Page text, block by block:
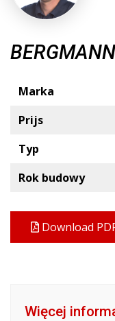
Marka
Prijs
Typ
Rok budowy
Download
Więcej